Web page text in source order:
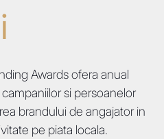
Awards ofera anual
si persoanelor
brandului de angajator in
pe piata locala.